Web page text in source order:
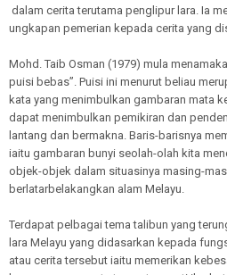
dalam cerita terutama penglipur lara. Ia
ungkapan pemerian kepada cerita yang
Mohd. Taib Osman (1979) mula
puisi bebas”. Puisi ini menurut beliau
kata yang menimbulkan gambaran mata
dapat menimbulkan pemikiran dan
lantang dan bermakna. Baris-barisnya
iaitu gambaran bunyi seolah-olah kita
objek-objek dalam situasinya masing-
berlatarbelakangkan alam Melayu.
Terdapat pelbagai tema talibun yang
lara Melayu yang didasarkan kepada
atau cerita tersebut iaitu memerikan